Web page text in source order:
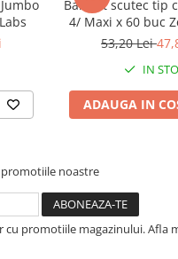
pentru cea mai actualizată
este potrivit pentru
solara inaintea expunerii,
in apa, ati transpirat sau ati
BabyFit scutec tip
4/ Maxi x 60 buc
53,20 Lei
IN
ADAUGA IN
noastre
cu promotiile magazinului. Afla